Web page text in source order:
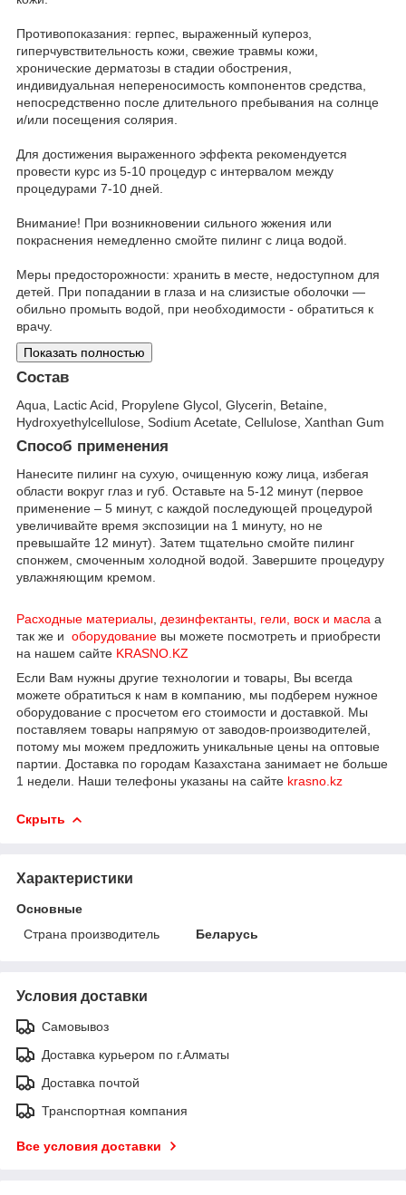
Противопоказания: герпес, выраженный купероз,
гиперчувствительность кожи, свежие травмы кожи,
хронические дерматозы в стадии обострения,
индивидуальная непереносимость компонентов средства,
непосредственно после длительного пребывания на солнце
и/или посещения солярия.
Для достижения выраженного эффекта рекомендуется
провести курс из 5-10 процедур с интервалом между
процедурами 7-10 дней.
Внимание! При возникновении сильного жжения или
покраснения немедленно смойте пилинг с лица водой.
Меры предосторожности: хранить в месте, недоступном для
детей. При попадании в глаза и на слизистые оболочки —
обильно промыть водой, при необходимости - обратиться к
врачу.
Показать полностью
Состав
Aqua, Lactic Acid, Propylene Glycol, Glycerin, Betaine,
Hydroxyethylcellulose, Sodium Acetate, Cellulose, Xanthan Gum
Способ применения
Нанесите пилинг на сухую, очищенную кожу лица, избегая
области вокруг глаз и губ. Оставьте на 5-12 минут (первое
применение – 5 минут, с каждой последующей процедурой
увеличивайте время экспозиции на 1 минуту, но не
превышайте 12 минут). Затем тщательно смойте пилинг
спонжем, смоченным холодной водой. Завершите процедуру
увлажняющим кремом.
Расходные материалы дезинфектанты, гели, воск и масла а
так же и оборудование вы можете посмотреть и приобрести
на нашем сайте KRASNO.KZ
Если Вам нужны другие технологии и товары, Вы всегда
можете обратиться к нам в компанию, мы подберем нужное
оборудование с просчетом его стоимости и доставкой. Мы
поставляем товары напрямую от заводов-производителей,
потому мы можем предложить уникальные цены на оптовые
партии. Доставка по городам Казахстана занимает не больше
1 недели. Наши телефоны указаны на сайте krasno.kz
Скрыть
Характеристики
Основные
Страна производитель
Беларусь
Условия доставки
Самовывоз
Доставка курьером по г.Алматы
Доставка почтой
Транспортная компания
Все условия доставки